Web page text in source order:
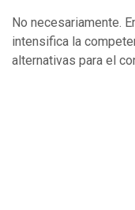
No necesariamente.
intensifica la
alternativas para el